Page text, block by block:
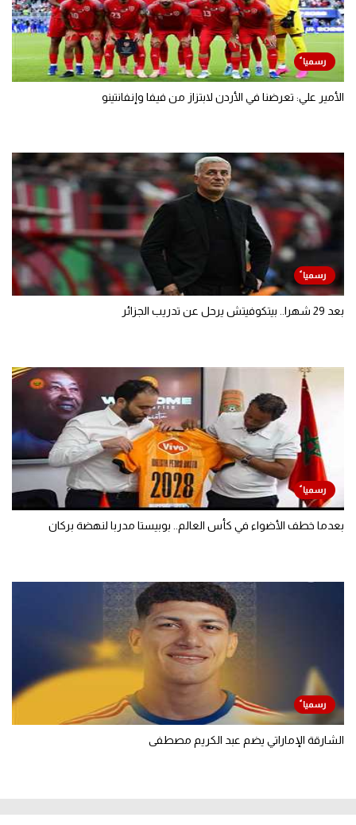
الأمير علي: تعرضنا في الأردن لابتزاز من فيفا وإنفانتينو
بعد 29 شهرا.. بيتكوفيتش يرحل عن تدريب الجزائر
بعدما خطف الأضواء في كأس العالم.. بوبيستا مدربا لنهضة بركان
الشارقة الإماراتي يضم عبد الكريم مصطفى